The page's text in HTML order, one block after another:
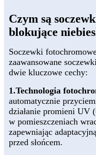
Czym są
blokujące
Soczewki
zaawansowane
dwie kluczowe cechy:
1.Technologia
automatycznie
działanie promieni UV
w pomieszczeniach
zapewniając
przed słońcem.